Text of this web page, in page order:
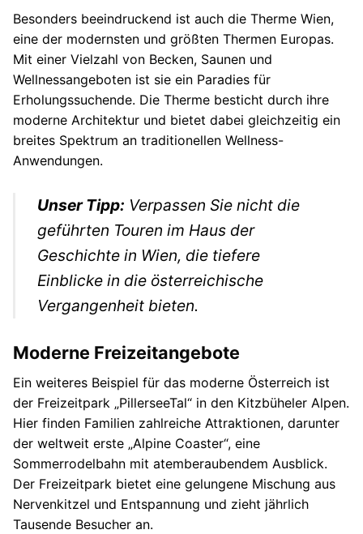
Besonders beeindruckend ist auch die Therme Wien,
eine der modernsten und größten Thermen Europas.
Mit einer Vielzahl von Becken, Saunen und
Wellnessangeboten ist sie ein Paradies für
Erholungssuchende. Die Therme besticht durch ihre
moderne Architektur und bietet dabei gleichzeitig ein
breites Spektrum an traditionellen Wellness-
Anwendungen.
Unser Tipp: Verpassen Sie nicht die
geführten Touren im Haus der
Geschichte in Wien, die tiefere
Einblicke in die österreichische
Vergangenheit bieten.
Moderne Freizeitangebote
Ein weiteres Beispiel für das moderne Österreich ist
der Freizeitpark „PillerseeTal“ in den Kitzbüheler Alpen.
Hier finden Familien zahlreiche Attraktionen, darunter
der weltweit erste „Alpine Coaster“, eine
Sommerrodelbahn mit atemberaubendem Ausblick.
Der Freizeitpark bietet eine gelungene Mischung aus
Nervenkitzel und Entspannung und zieht jährlich
Tausende Besucher an.